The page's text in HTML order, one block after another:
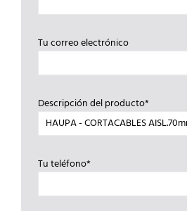
Tu correo electrónico
Descripción del producto*
Tu teléfono*